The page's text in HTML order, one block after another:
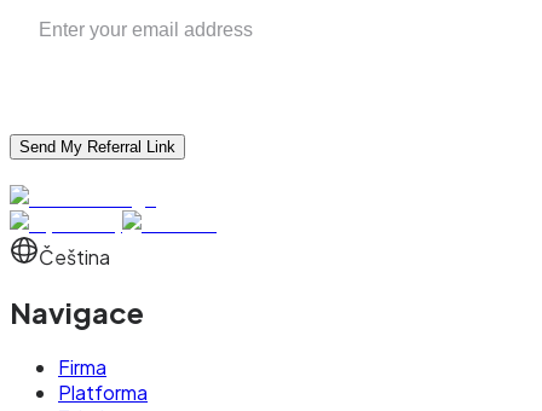
Send My Referral Link
Čeština
Navigace
Firma
Platforma